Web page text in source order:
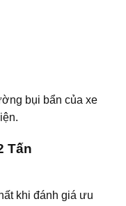
bụi bẩn của xe
Tấn
khi đánh giá ưu